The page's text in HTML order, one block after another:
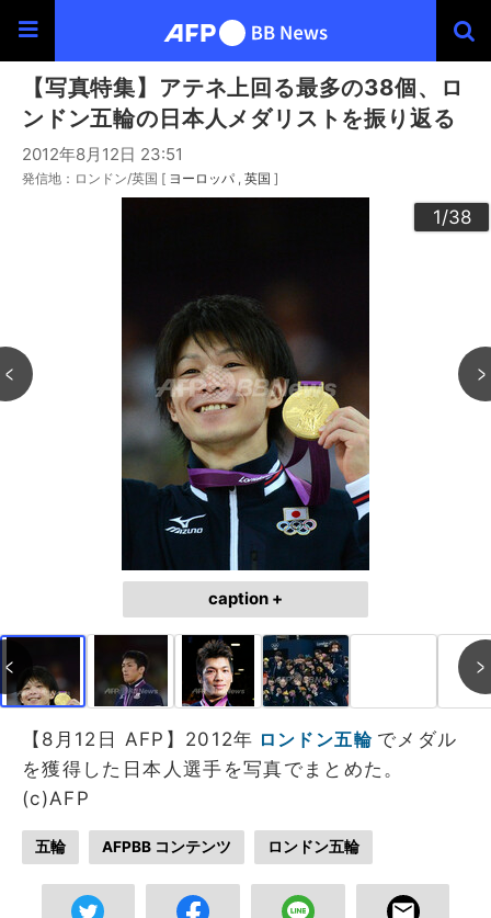
【写真特集】アテネ上回る最多の38個、ロ
ンドン五輪の日本人メダリストを振り返る
2012年8月12日 23:51
発信地：ロンドン/英国 [ ヨーロッパ 英国 ]
1/38
2/38
3/38
4/38
5/38
6/38
7/38
8/38
9/38
10/38
11/38
12/38
13/38
14/38
15/38
16/38
17/38
18/38
19/38
20/38
21/38
22/38
23/38
24/38
25/38
26/38
27/38
28/38
29/38
30/38
31/38
32/38
33/38
34/38
35/38
36/38
37/38
38/38
caption +
【8月12日 AFP】2012年 ロンドン五輪 でメダル
を獲得した日本人選手を写真でまとめた。
(c)AFP
五輪 AFPBB コンテンツ ロンドン五輪